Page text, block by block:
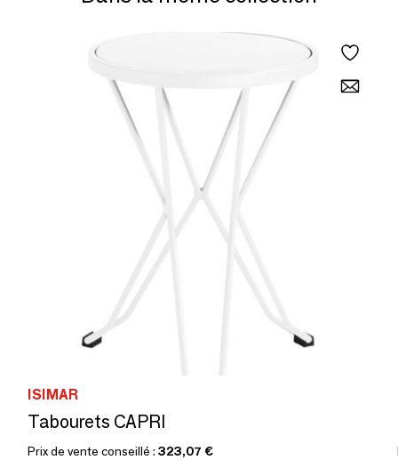
ISIMAR
Tabourets CAPRI
Prix de vente conseillé : 323,07 €